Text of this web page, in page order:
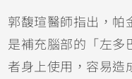
郭馥瑄醫師指出，帕
是補充腦部的「左多
者身上使用，容易造